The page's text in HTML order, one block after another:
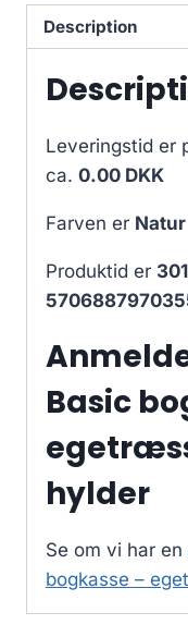
Description
Leveringstid er
ca. 0.00 DKK
Farven er Natur
Produktid er
Basic
hylder
Se om vi har en
bogkasse –